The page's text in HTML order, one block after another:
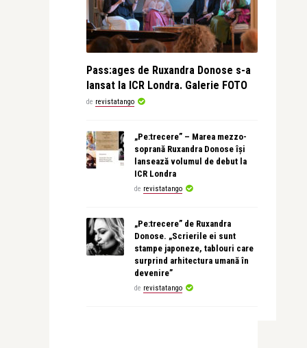
Pass:ages de Ruxandra Donose s-a
lansat la ICR Londra. Galerie FOTO
de revistatango
„Pe:trecere” – Marea mezzo-
soprană Ruxandra Donose își
lansează volumul de debut la
ICR Londra
de revistatango
„Pe:trecere” de Ruxandra
Donose. „Scrierile ei sunt
stampe japoneze, tablouri care
surprind arhitectura umană în
devenire”
de revistatango